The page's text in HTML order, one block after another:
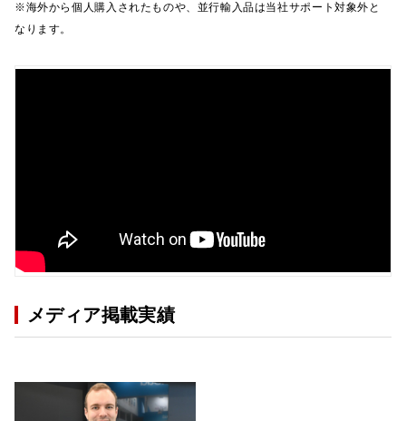
※海外から個人購入されたものや、並行輸入品は当社サポート対象外と
なります。
メディア掲載実績